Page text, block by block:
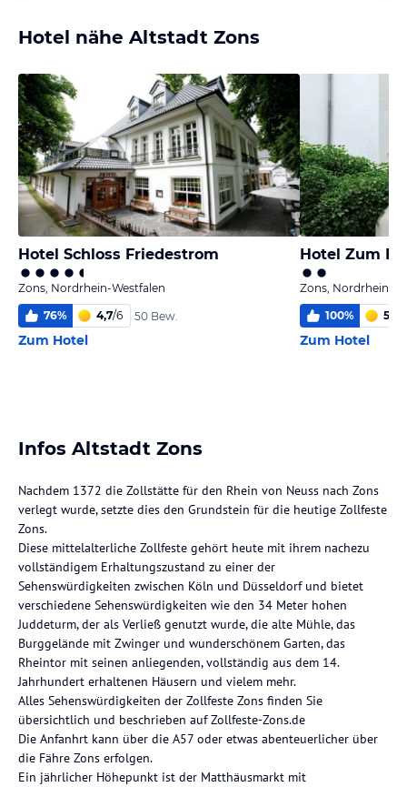
Hotel nähe Altstadt Zons
Hotel Schloss Friedestrom
Zons, Nordrhein-Westfalen
76% 4,7/6 50 Bew.
Zum Hotel
Hotel Zum
Zons, Nordrhein-
100% 5,2
Zum Hotel
Infos Altstadt Zons
Nachdem 1372 die Zollstätte für den Rhein von Neuss nach Zons
verlegt wurde, setzte dies den Grundstein für die heutige Zollfeste
Zons.
Diese mittelalterliche Zollfeste gehört heute mit ihrem nachezu
vollständigem Erhaltungszustand zu einer der
Sehenswürdigkeiten zwischen Köln und Düsseldorf und bietet
verschiedene Sehenswürdigkeiten wie den 34 Meter hohen
Juddeturm, der als Verließ genutzt wurde, die alte Mühle, das
Burggelände mit Zwinger und wunderschönem Garten, das
Rheintor mit seinen anliegenden, vollständig aus dem 14.
Jahrhundert erhaltenen Häusern und vielem mehr.
Alles Sehenswürdigkeiten der Zollfeste Zons finden Sie
übersichtlich und beschrieben auf Zollfeste-Zons.de
Die Anfanhrt kann über die A57 oder etwas abenteuerlicher über
die Fähre Zons erfolgen.
Ein jährlicher Höhepunkt ist der Matthäusmarkt mit